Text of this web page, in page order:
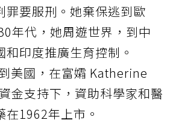
罪要服刑。她棄保逃到歐
年代，她周遊世界，到中
印度推廣生育控制。
美國，在富孀 Katherine
金支持下，資助科學家和醫
1962年上市。